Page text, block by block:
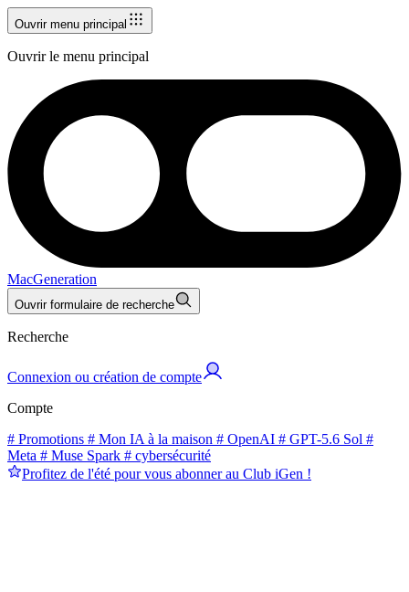
Ouvrir menu principal
Ouvrir le menu principal
MacGeneration
Ouvrir formulaire de recherche
Recherche
Connexion ou création de compte
Compte
# Promotions # Mon IA à la maison # OpenAI # GPT-5.6 Sol #
Meta # Muse Spark # cybersécurité
Profitez de l'été pour vous abonner au Club iGen !